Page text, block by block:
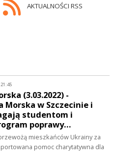
AKTUALNOŚCI RSS
(3.03.2022) -
Morska w Szczecinie i
studentom i
poprawy…
mieszkańców Ukrainy za
pomoc charytatywna dla